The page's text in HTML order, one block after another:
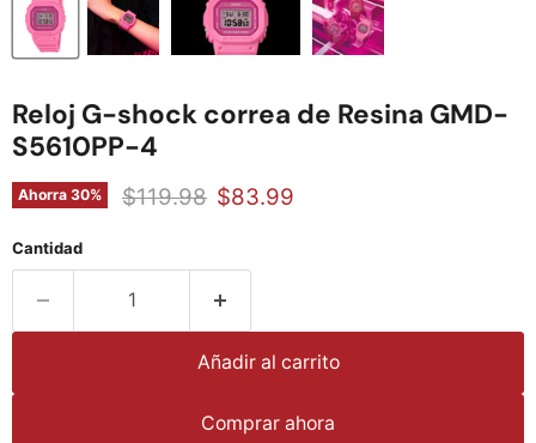
Reloj G-shock correa de Resina GMD-
S5610PP-4
Ahorra 30% Precio original
$119.98 Precio actual
$83.99
Cantidad
Añadir al carrito
Comprar ahora